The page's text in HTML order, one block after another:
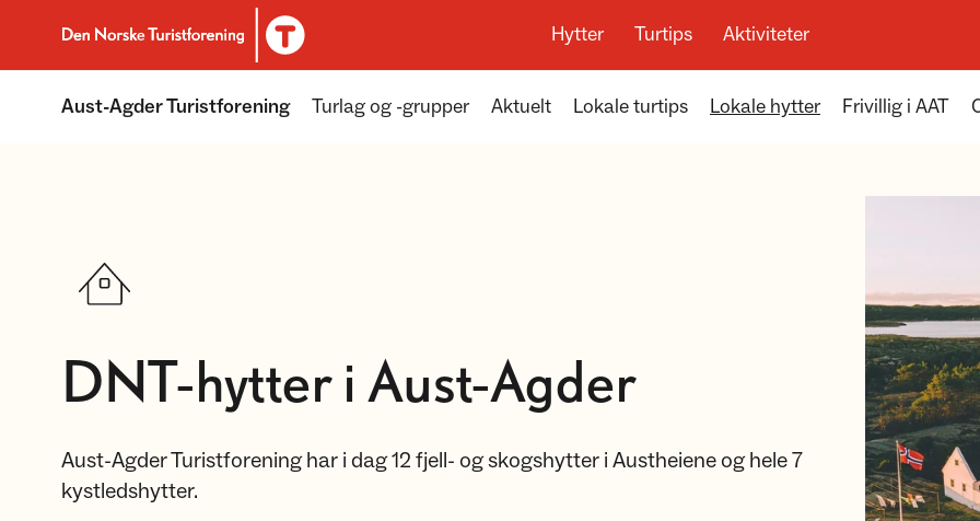
Til DNT.no forside
Hytter Turtips Aktiviteter
Aust-Agder Turistforening Turlag og -grupper Aktuelt Lokale turtips Lokale hytter Frivillig i AAT
DNT-hytter i Aust-Agder
Aust-Agder Turistforening har i dag 12 fjell- og skogshytter i Austheiene og hele 7
kystledshytter.